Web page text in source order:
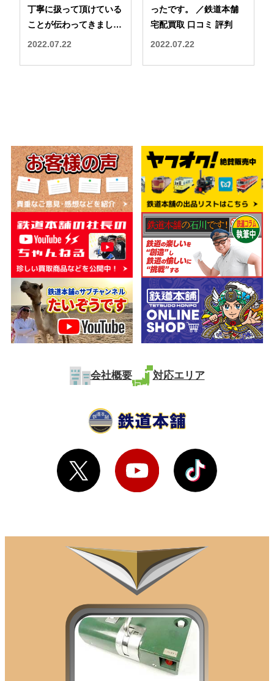
丁寧に扱って頂けている
ことが伝わってきまし
た。 ／鉄道本舗 宅配買
2022.07.22
ったです。 ／鉄道本舗
宅配買取 口コミ 評判
2022.07.22
会社概要 対応エリア